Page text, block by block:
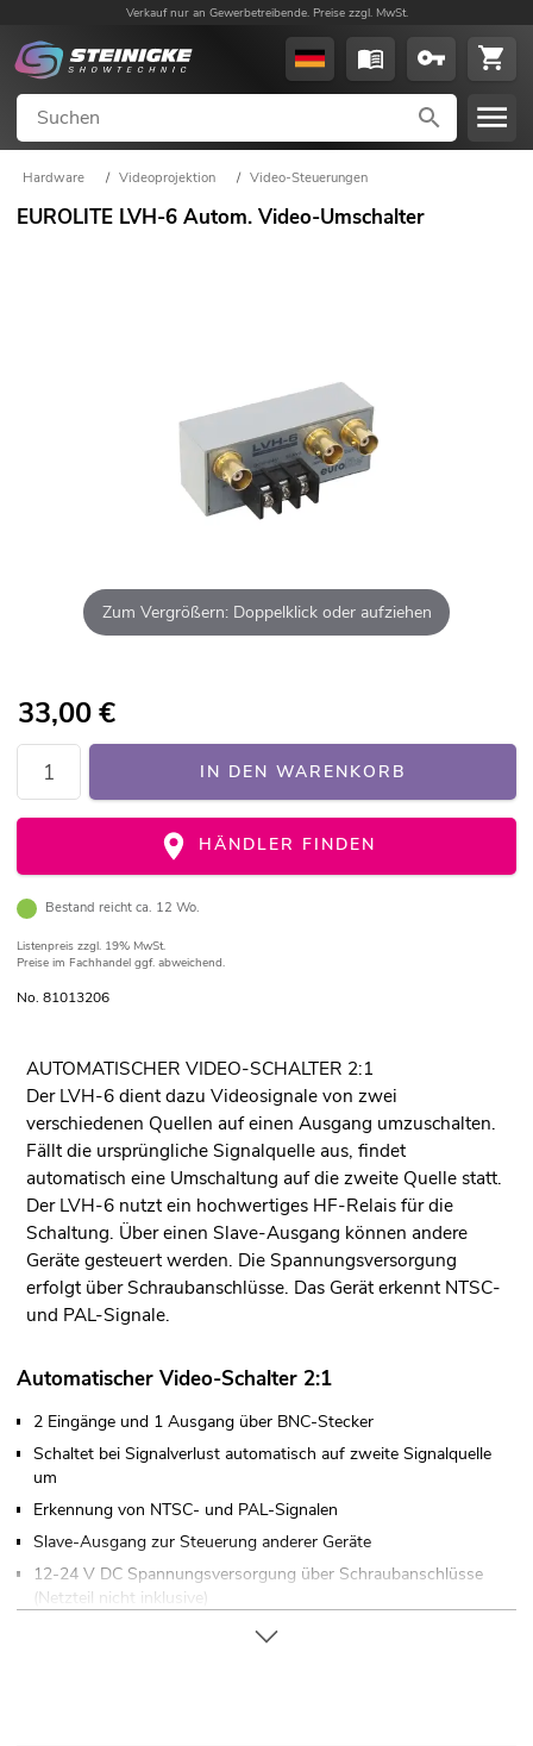
Verkauf nur an Gewerbetreibende. Preise zzgl. MwSt.
Hardware / Videoprojektion / Video-Steuerungen
EUROLITE LVH-6 Autom. Video-Umschalter
Zum Vergrößern: Doppelklick oder aufziehen
33,00€
IN DEN WARENKORB
HÄNDLER FINDEN
Bestand reicht ca. 12 Wo.
Listenpreis zzgl. 19% MwSt.
Preise im Fachhandel ggf. abweichend.
No. 81013206
AUTOMATISCHER VIDEO-SCHALTER 2:1
Der LVH-6 dient dazu Videosignale von zwei
verschiedenen Quellen auf einen Ausgang umzuschalten.
Fällt die ursprüngliche Signalquelle aus, findet
automatisch eine Umschaltung auf die zweite Quelle statt.
Der LVH-6 nutzt ein hochwertiges HF-Relais für die
Schaltung. Über einen Slave-Ausgang können andere
Geräte gesteuert werden. Die Spannungsversorgung
erfolgt über Schraubanschlüsse. Das Gerät erkennt NTSC-
und PAL-Signale.
Automatischer Video-Schalter 2:1
2 Eingänge und 1 Ausgang über BNC-Stecker
Schaltet bei Signalverlust automatisch auf zweite Signalquelle
um
Erkennung von NTSC- und PAL-Signalen
Slave-Ausgang zur Steuerung anderer Geräte
12-24 V DC Spannungsversorgung über Schraubanschlüsse
(Netzteil nicht inklusive)